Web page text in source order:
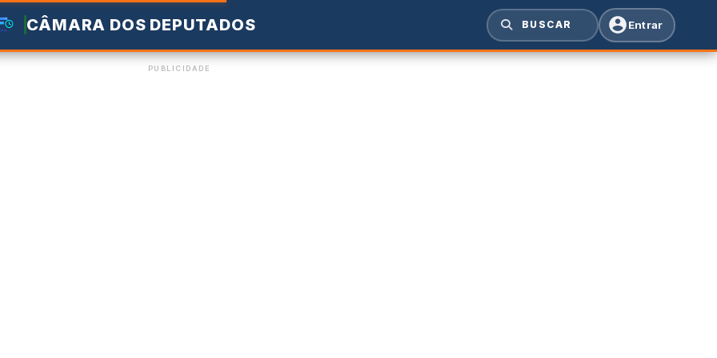
CÂMARA DOS DEPUTADOS BUSCAR Entrar
PUBLICIDADE